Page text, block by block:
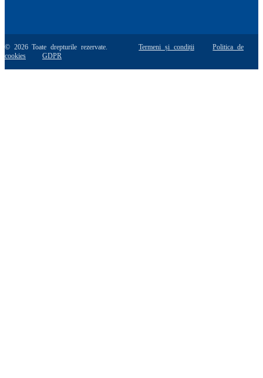
© 2026 Toate drepturile rezervate.Termeni și condiții
Politica de
cookies
GDPR